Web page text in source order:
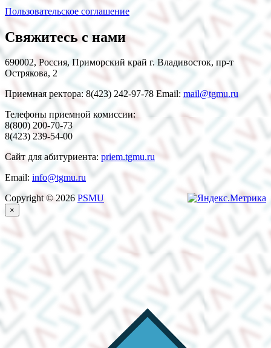
Пользовательское соглашение
Свяжитесь с нами
690002, Россия, Приморский край г. Владивосток, пр-т
Острякова, 2
Приемная ректора: 8(423) 242-97-78 Email: mail@tgmu.ru
Телефоны приемной комиссии:
8(800) 200-70-73
8(423) 239-54-00
Сайт для абитуриента: priem.tgmu.ru
Email: info@tgmu.ru
Copyright © 2026 PSMU
×